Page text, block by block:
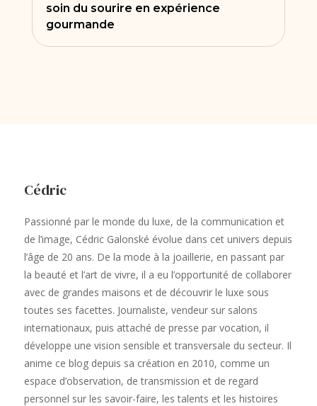
soin du sourire en expérience
gourmande
Cédric
Passionné par le monde du luxe, de la communication et
de l’image, Cédric Galonské évolue dans cet univers depuis
l’âge de 20 ans. De la mode à la joaillerie, en passant par
la beauté et l’art de vivre, il a eu l’opportunité de collaborer
avec de grandes maisons et de découvrir le luxe sous
toutes ses facettes. Journaliste, vendeur sur salons
internationaux, puis attaché de presse par vocation, il
développe une vision sensible et transversale du secteur. Il
anime ce blog depuis sa création en 2010, comme un
espace d’observation, de transmission et de regard
personnel sur les savoir-faire, les talents et les histoires